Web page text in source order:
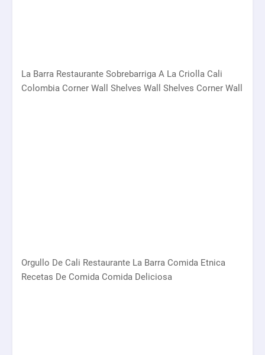
La Barra Restaurante Sobrebarriga A La Criolla Cali
Colombia Corner Wall Shelves Wall Shelves Corner Wall
Orgullo De Cali Restaurante La Barra Comida Etnica
Recetas De Comida Comida Deliciosa